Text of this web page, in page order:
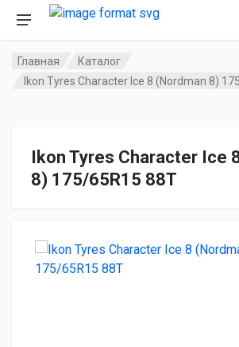
Главная
Каталог
Ikon Tyres Character Ice 8 (Nordman 8)
Ikon Tyres Character Ice
8) 175/65R15 88T